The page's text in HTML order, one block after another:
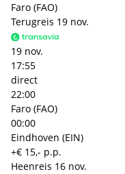
Faro (FAO)
Terugreis 19 nov.
19 nov.
17:55
direct
22:00
Faro (FAO)
00:00
Eindhoven (EIN)
+€ 15,- p.p.
Heenreis 16 nov.